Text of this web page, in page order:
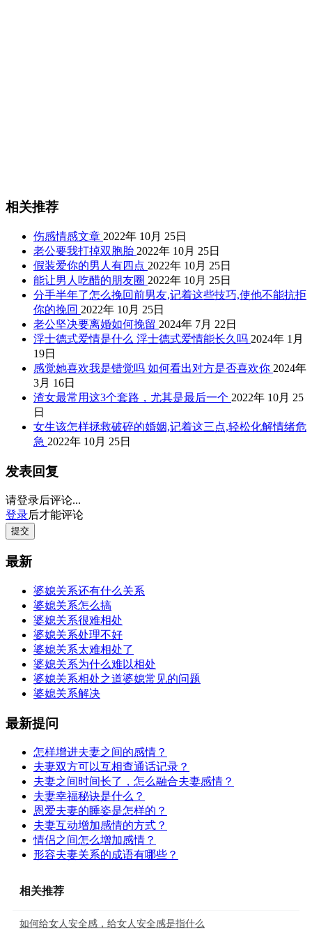
相关推荐
伤感情感文章 2022年 10月 25日
老公要我打掉双胞胎 2022年 10月 25日
假装爱你的男人有四点 2022年 10月 25日
能让男人吃醋的朋友圈 2022年 10月 25日
分手半年了怎么挽回前男友,记着这些技巧,使他不能抗拒
你的挽回 2022年 10月 25日
老公坚决要离婚如何挽留 2024年 7月 22日
浮士德式爱情是什么 浮士德式爱情能长久吗 2024年 1月
19日
感觉她喜欢我是错觉吗 如何看出对方是否喜欢你 2024年
3月 16日
渣女最常用这3个套路，尤其是最后一个 2022年 10月 25
日
女生该怎样拯救破碎的婚姻,记着这三点,轻松化解情绪危
急 2022年 10月 25日
发表回复
请登录后评论...
登录后才能评论
提交
最新
婆媳关系还有什么关系
婆媳关系怎么搞
婆媳关系很难相处
婆媳关系处理不好
婆媳关系太难相处了
婆媳关系为什么难以相处
婆媳关系相处之道婆媳常见的问题
婆媳关系解决
最新提问
怎样增进夫妻之间的感情？
夫妻双方可以互相查通话记录？
夫妻之间时间长了，怎么融合夫妻感情？
夫妻幸福秘诀是什么？
恩爱夫妻的睡姿是怎样的？
夫妻互动增加感情的方式？
情侣之间怎么增加感情？
形容夫妻关系的成语有哪些？
相关推荐
如何给女人安全感，给女人安全感是指什么